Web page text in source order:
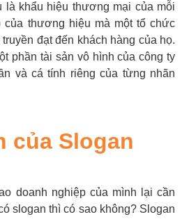
là khẩu hiệu thương mại của mỗi
của thương hiệu mà một tổ chức
đạt đến khách hàng của họ.
phần tài sản vô hình của công ty
và cá tính riêng của từng nhãn
của Slogan
doanh nghiệp của mình lại cần
slogan thì có sao không? Slogan